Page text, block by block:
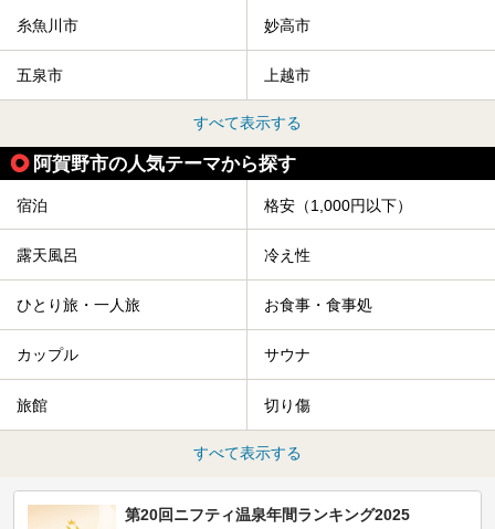
糸魚川市 妙高市
五泉市 上越市
すべて表示する
阿賀野市の人気テーマから探す
宿泊 格安（1,000円以下）
露天風呂 冷え性
ひとり旅・一人旅 お食事・食事処
カップル サウナ
旅館 切り傷
すべて表示する
第20回ニフティ温泉年間ランキング2025